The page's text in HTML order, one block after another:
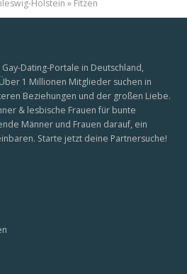
Holstein » Fitzen
Dating-Portale in Deutschland,
1 Millionen Mitglieder suchen in
Beziehungen und der großen Liebe.
& lesbische Frauen für bunte
Männer und Frauen darauf, ein
Starte jetzt deine Partnersuche!